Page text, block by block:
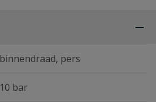
binnendraad, pers
10 bar